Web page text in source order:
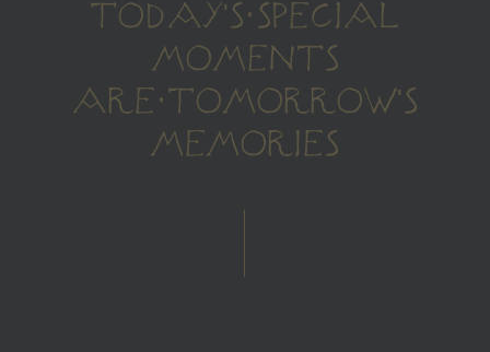
TODAY'S SPECIAL
MOMENTS
ARE TOMORROW'S
MEMORIES